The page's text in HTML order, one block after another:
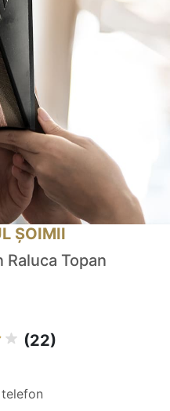
ȘOIMII
Topan
(22)